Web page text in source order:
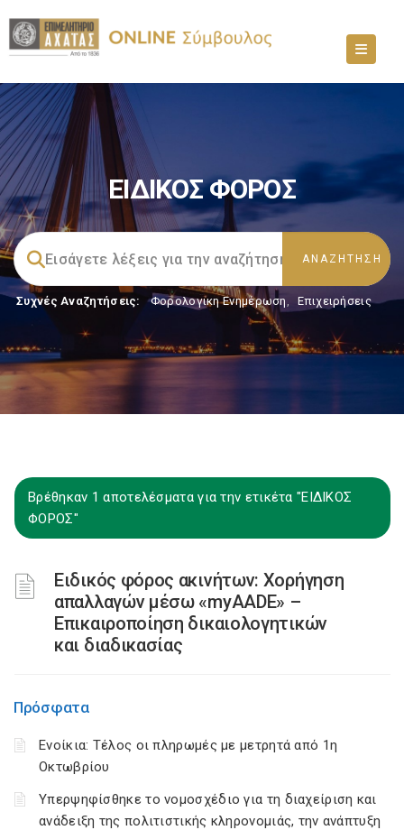
ΕΙΔΙΚΟΣ ΦΟΡΟΣ
Συχνές Αναζητήσεις: Φορολογικη Ενημέρωση , Επιχειρήσεις
Βρέθηκαν 1 αποτελέσματα για την ετικέτα "ΕΙΔΙΚΟΣ
ΦΟΡΟΣ"
Ειδικός φόρος ακινήτων: Χορήγηση
απαλλαγών μέσω «myAADE» –
Επικαιροποίηση δικαιολογητικών
και διαδικασίας
Πρόσφατα
Ενοίκια: Τέλος οι πληρωμές με μετρητά από 1η
Οκτωβρίου
Υπερψηφίσθηκε το νομοσχέδιο για τη διαχείριση και
ανάδειξη της πολιτιστικής κληρονομιάς, την ανάπτυξη